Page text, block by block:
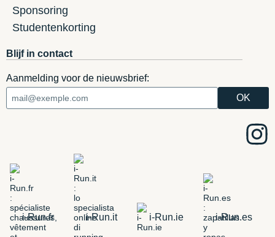
Sponsoring
Studentenkorting
Blijf in contact
Aanmelding voor de nieuwsbrief:
i-Run.fr i-Run.it i-Run.ie i-Run.es